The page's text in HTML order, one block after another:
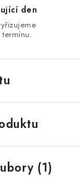
den
(1)